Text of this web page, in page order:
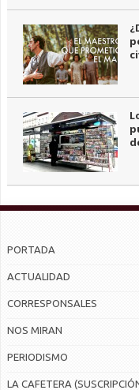
PORTADA
ACTUALIDAD
CORRESPONSALES
NOS MIRAN
PERIODISMO
LA CAFETERA